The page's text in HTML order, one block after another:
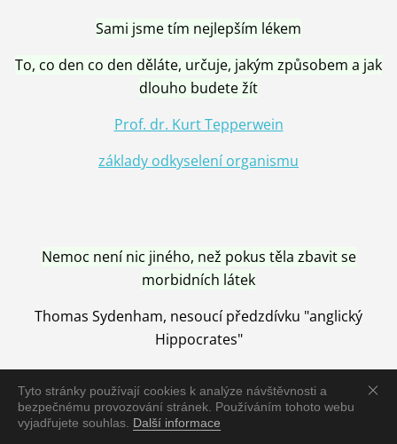
Tyto stránky používají cookies k analýze návštěvnosti a
bezpečnému provozování stránek. Používáním tohoto webu
vyjadřujete souhlas. Další informace
Sami jsme tím nejlepším lékem
To, co den co den děláte, určuje, jakým způsobem a jak
dlouho budete žít
Prof. dr. Kurt Tepperwein
základy odkyselení organismu
Nemoc není nic jiného, než pokus těla zbavit se
morbidních látek
Thomas Sydenham, nesoucí předzdívku "anglický
Hippocrates"
Nemoc je vyléčena jen pomocí Přírody, neutralizací a